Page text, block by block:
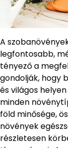
A
legfontosabb,
tényező a
gondolják, hogy
és világos
minden
föld minősége,
növények
részletesen